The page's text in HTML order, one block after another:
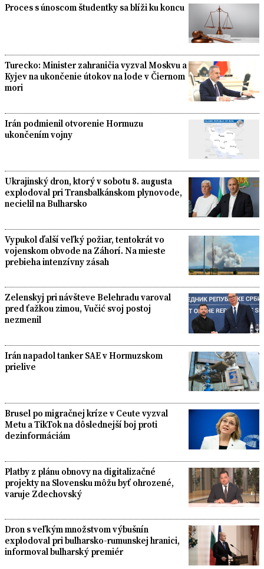
Proces s únoscom študentky sa blíži ku koncu
Turecko: Minister zahraničia vyzval Moskvu a
Kyjev na ukončenie útokov na lode v Čiernom
mori
Irán podmienil otvorenie Hormuzu
ukončením vojny
Ukrajinský dron, ktorý v sobotu 8. augusta
explodoval pri Transbalkánskom plynovode,
necielil na Bulharsko
Vypukol ďalší veľký požiar, tentokrát vo
vojenskom obvode na Záhorí. Na mieste
prebieha intenzívny zásah
Zelenskyj pri návšteve Belehradu varoval
pred ťažkou zimou, Vučić svoj postoj
nezmenil
Irán napadol tanker SAE v Hormuzskom
prielive
Brusel po migračnej kríze v Ceute vyzval
Metu a TikTok na dôslednejší boj proti
dezinformáciám
Platby z plánu obnovy na digitalizačné
projekty na Slovensku môžu byť ohrozené,
varuje Zdechovský
Dron s veľkým množstvom výbušnín
explodoval pri bulharsko-rumunskej hranici,
informoval bulharský premiér